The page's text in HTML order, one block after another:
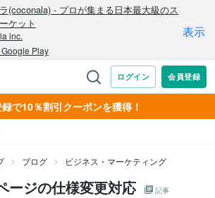
で10％割引クーポンを獲得！
ブログ ビジネス・マーケティング
ージの仕様変更対応 記事